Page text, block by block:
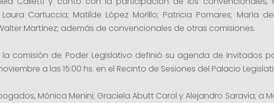
Cartuccia; Matilde López Morillo; Patricia Pomares; María
Martínez; además de convencionales de otras comisiones.
comisión de Poder Legislativo definió su agenda de invitados
a las 15:00 hs. en el Recinto de Sesiones del Palacio
Mónica Menini; Graciela Abutt Carol y Alejandro Saravia; a